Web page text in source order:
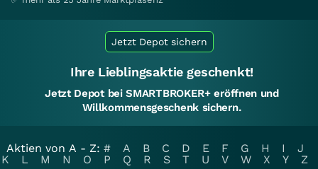
Jetzt Depot sichern
Ihre Lieblingsaktie geschenkt!
Jetzt Depot bei SMARTBROKER+ eröffnen und
Willkommensgeschenk sichern.
Aktien von A - Z: # A B C D E F G H I
J
K
L M N O P Q R S T U V W X Y
Z